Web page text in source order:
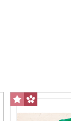
くのにちょうど